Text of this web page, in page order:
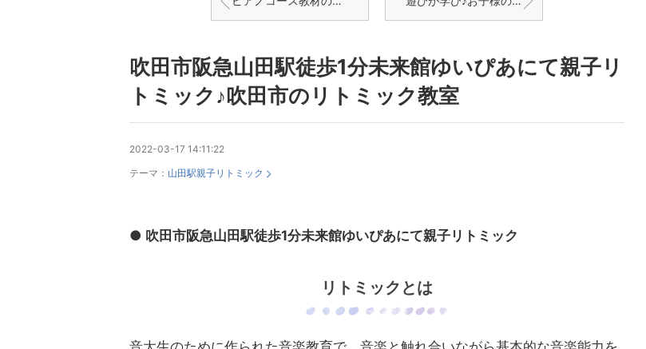
吹田市阪急山田駅徒歩1分未来館ゆいぴあにて親子リ
トミック♪吹田市のリトミック教室
2022-03-17 14:11:22
テーマ： 山田駅親子リトミック
● 吹田市阪急山田駅徒歩1分未来館ゆいぴあにて親子リトミック
​リトミックとは